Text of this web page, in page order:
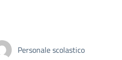
Personale scolastico